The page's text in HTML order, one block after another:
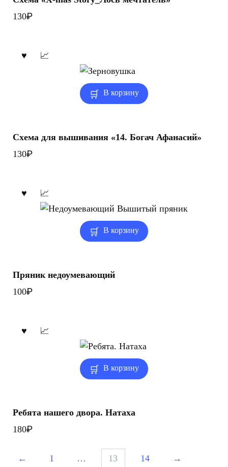
130₽
В корзину
Схема для вышивания «14. Богач Афанасий»
130₽
В корзину
Пряник недоумевающий
100₽
В корзину
Ребята нашего двора. Натаха
180₽
← 1 … 13 14 →